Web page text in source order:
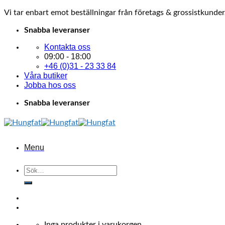
Vi tar enbart emot beställningar från företags &
Skip
content
Snabba leveranser
Kontakta oss
09:00 - 18:00
+46 (0)31 - 23 33 84
Våra butiker
Jobba hos oss
Snabba leveranser
Menu
Sök